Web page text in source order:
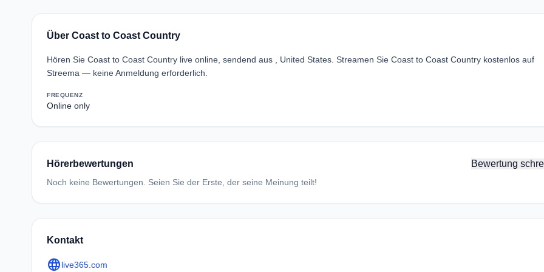
Über Coast to Coast Country
Hören Sie Coast to Coast Country live online, sendend aus , United States. Streamen Sie Coast to Coast Country kostenlos auf
Streema — keine Anmeldung erforderlich.
FREQUENZ
Online only
Hörerbewertungen Bewertung
Noch keine Bewertungen. Seien Sie der Erste, der seine Meinung teilt!
Kontakt
languagelive365.com